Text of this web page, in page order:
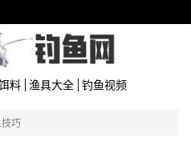
料 渔具大全 钓鱼视频
巧